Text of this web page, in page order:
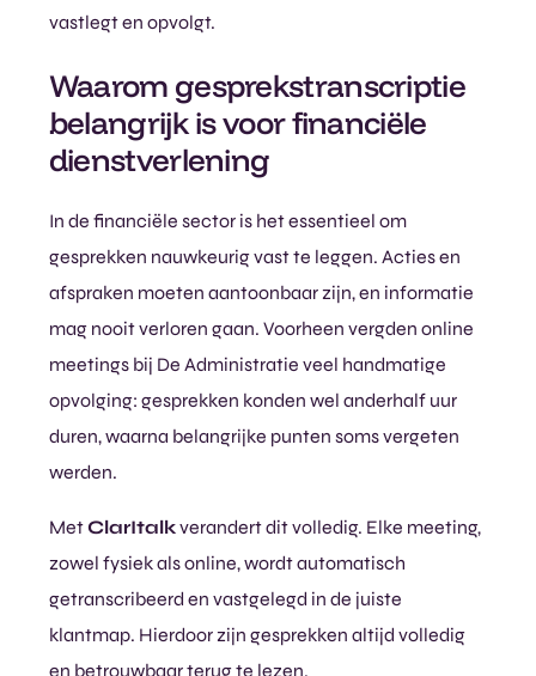
vastlegt en opvolgt.
Waarom gesprekstranscriptie
belangrijk is voor financiële
dienstverlening
In de financiële sector is het essentieel om
gesprekken nauwkeurig vast te leggen. Acties en
afspraken moeten aantoonbaar zijn, en informatie
mag nooit verloren gaan. Voorheen vergden online
meetings bij De Administratie veel handmatige
opvolging: gesprekken konden wel anderhalf uur
duren, waarna belangrijke punten soms vergeten
werden.
MetClarItalkverandert dit volledig. Elke meeting,
zowel fysiek als online, wordt automatisch
getranscribeerd en vastgelegd in de juiste
klantmap. Hierdoor zijn gesprekken altijd volledig
en betrouwbaar terug te lezen.